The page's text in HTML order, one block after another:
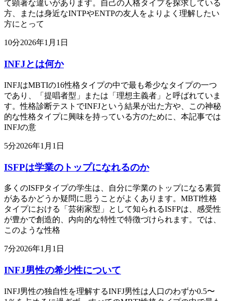
て顕著な違いがあります。自己の人格タイプを探求している
方、または身近なINTPやENTPの友人をよりよく理解したい
方にとって
10分2026年1月1日
INFJとは何か
INFJはMBTIの16性格タイプの中で最も希少なタイプの一つ
であり、「提唱者型」または「理想主義者」と呼ばれていま
す。性格診断テストでINFJという結果が出た方や、この神秘
的な性格タイプに興味を持っている方のために、本記事では
INFJの意
5分2026年1月1日
ISFPは学業のトップになれるのか
多くのISFPタイプの学生は、自分に学業のトップになる素質
があるかどうか疑問に思うことがよくあります。MBTI性格
タイプにおける「芸術家型」として知られるISFPは、感受性
が豊かで創造的、内向的な特性で特徴づけられます。では、
このような性格
7分2026年1月1日
INFJ男性の希少性について
INFJ男性の独自性を理解するINFJ男性は人口のわずか0.5〜